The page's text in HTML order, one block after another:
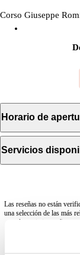
Corso Giuseppe
Horario de
Servicios
Las reseñas no están
una selección de las más
pueden existir reseñas